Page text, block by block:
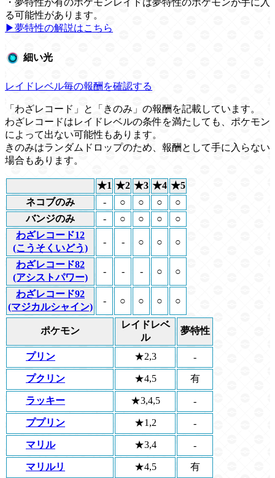
・夢特性が有のポケモンレイドは夢特性のポケモンが手に入
る可能性があります。
▶︎夢特性の解説はこちら
細い光
レイドレベル毎の報酬を確認する
「わざレコード」と「きのみ」の報酬を記載しています。
わざレコードはレイドレベルの条件を満たしても、ポケモン
によって出ない可能性もあります。
きのみはランダムドロップのため、報酬として手に入らない
場合もあります。
★1 ★2 ★3 ★4 ★5
ネコブのみ
- ○ ○ ○
○
バンジのみ
- ○ ○ ○
○
わざレコード12
(こうそくいどう)
- - ○ ○ ○
わざレコード82
(アシストパワー)
- - - ○ ○
わざレコード92
(マジカルシャイン)
- ○ ○ ○ ○
ポケモン
レイドレベ
ル
夢特性
プリン ★2,3 -
プクリン ★4,5 有
ラッキー ★3,4,5 -
ププリン ★1,2 -
マリル ★3,4 -
マリルリ ★4,5 有